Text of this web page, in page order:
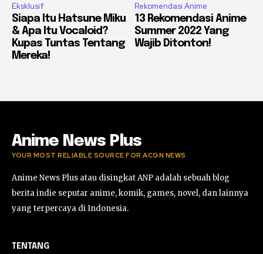
Eksklusif
Siapa Itu Hatsune Miku
& Apa Itu Vocaloid?
Kupas Tuntas Tentang
Mereka!
Rekomendasi Anime
13 Rekomendasi Anime
Summer 2022 Yang
Wajib Ditonton!
Anime News Plus
YOUR MOST RELIABLE SOURCE FOR ACGN NEWS
Anime News Plus atau disingkat ANP adalah sebuah blog
berita indie seputar anime, komik, games, novel, dan lainnya
yang terpercaya di Indonesia.
TENTANG